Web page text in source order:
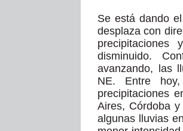
Se está dando
desplaza con
disminuido.
avanzando, las
NE. Entre
precipitaciones
Aires, Córdoba
algunas lluvias